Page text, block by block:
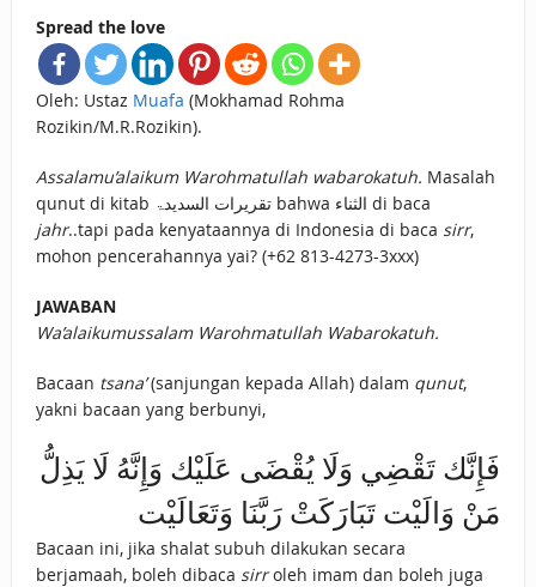
Spread the love
Oleh: Ustaz Muafa (Mokhamad Rohma
Rozikin/M.R.Rozikin).
Assalamu’alaikum Warohmatullah wabarokatuh. Masalah
qunut di kitab تقريرات السديدۃ bahwa الثناء di baca
jahr..tapi pada kenyataannya di Indonesia di baca sirr,
mohon pencerahannya yai? (+62 813-4273-3xxx)
JAWABAN
Wa’alaikumussalam Warohmatullah Wabarokatuh.
Bacaan tsana’(sanjungan kepada Allah) dalam qunut,
yakni bacaan yang berbunyi,
فَإِنَّك تَقْضِي وَلَا يُقْضَى عَلَيْك وَإِنَّهُ لَا يَذِلُّ
مَنْ وَالَيْت تَبَارَكَتْ رَبَّنَا وَتَعَالَيْت
Bacaan ini, jika shalat subuh dilakukan secara
berjamaah, boleh dibaca sirroleh imam dan boleh juga